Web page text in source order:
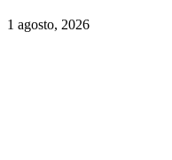
1 agosto, 2026